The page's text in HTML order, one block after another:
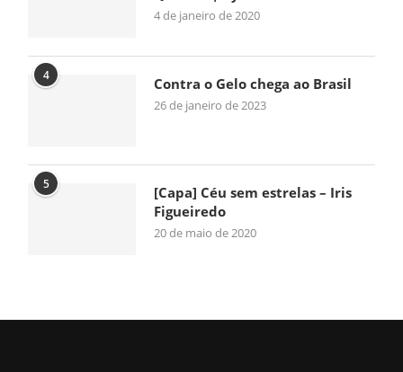
4 de janeiro de 2020
4 Contra o Gelo chega ao Brasil
26 de janeiro de 2023
5
[Capa] Céu sem estrelas – Iris
Figueiredo
20 de maio de 2020